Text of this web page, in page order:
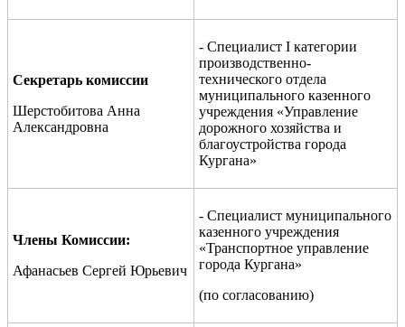
Секретарь комиссии
Шерстобитова Анна
Александровна
- Специалист I категории
производственно-
технического отдела
муниципального казенного
учреждения «Управление
дорожного хозяйства и
благоустройства города
Кургана»
Члены Комиссии:
Афанасьев Сергей Юрьевич
- Специалист муниципального
казенного учреждения
«Транспортное управление
города Кургана»
(по согласованию)